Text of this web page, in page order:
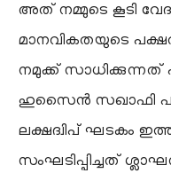
അത് നമ്മുടെ കൂടി
മാനവികതയുടെ
നമുക്ക് സാധിക്കുന്നത്
ഹുസൈൻ സഖാഫി
ലക്ഷദ്വിപ് ഘടകം
സംഘടിപ്പിച്ചത്